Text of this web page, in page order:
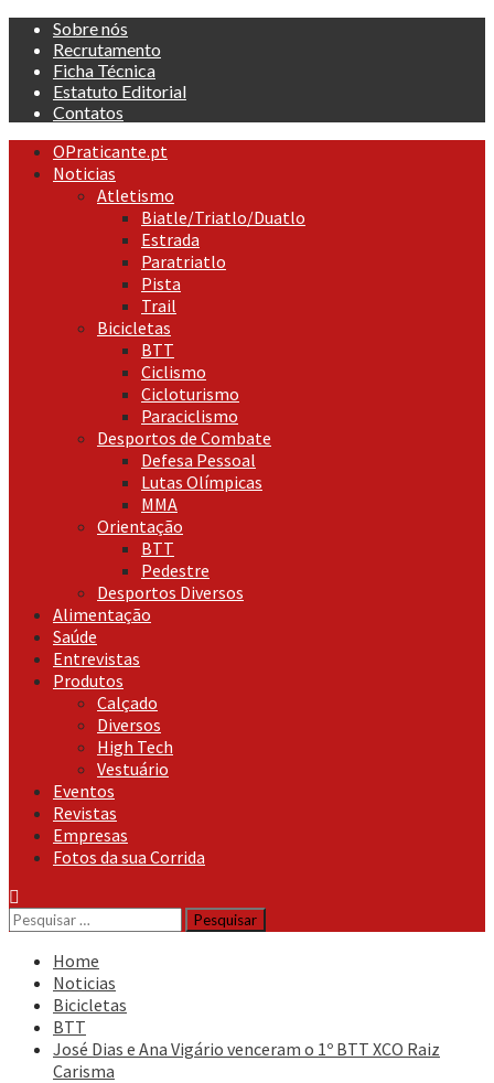
Skip
content
Sobre nós
Recrutamento
Ficha Técnica
Estatuto Editorial
Contatos
Primary
Menu
OPraticante.pt
Noticias
Atletismo
Biatle/Triatlo/Duatlo
Estrada
Paratriatlo
Pista
Trail
Bicicletas
BTT
Ciclismo
Cicloturismo
Paraciclismo
Desportos de Combate
Defesa Pessoal
Lutas Olímpicas
MMA
Orientação
BTT
Pedestre
Desportos Diversos
Alimentação
Saúde
Entrevistas
Produtos
Calçado
Diversos
High Tech
Vestuário
Eventos
Revistas
Empresas
Fotos da sua Corrida
Pesquisar
por:
Home
Noticias
Bicicletas
BTT
José Dias e Ana Vigário venceram o 1º BTT XCO Raiz
Carisma